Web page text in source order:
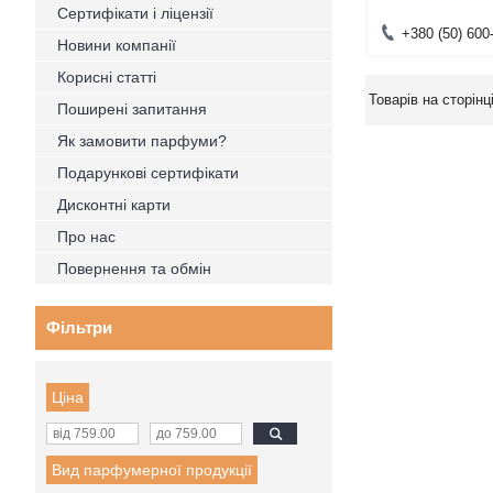
+380 (50)
Сертифікати і ліцензії
Новини компанії
Корисні статті
Поширені запитання
Як замовити парфуми?
Подарункові сертифікати
Дисконтні карти
Про нас
Повернення та обмін
Фільтри
Ціна
Вид парфумерної продукції